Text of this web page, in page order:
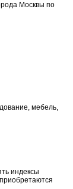
Москвы по
мебель,
индексы